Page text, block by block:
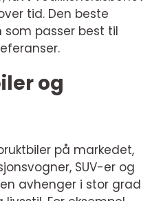
tid. Den beste
som passer best til
og
på markedet,
SUV-er og
avhenger i stor grad